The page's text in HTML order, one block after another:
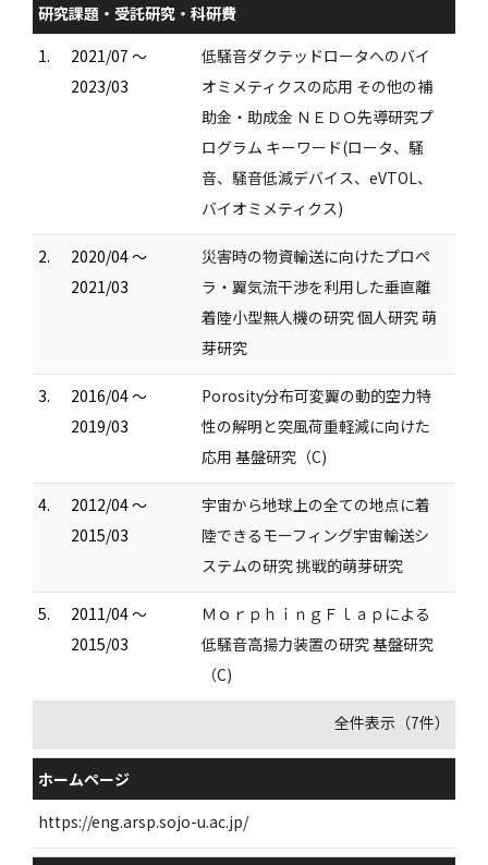
研究課題・受託研究・科研費
1.
2021/07 ～
2023/03
低騒音ダクテッドロータへのバイ
オミメティクスの応用 その他の補
助金・助成金 ＮＥＤＯ先導研究プ
ログラム キーワード(ロータ、騒
音、騒音低減デバイス、eVTOL、
バイオミメティクス)
2.
2020/04 ～
2021/03
災害時の物資輸送に向けたプロペ
ラ・翼気流干渉を利用した垂直離
着陸小型無人機の研究 個人研究 萌
芽研究
3.
2016/04 ～
2019/03
Porosity分布可変翼の動的空力特
性の解明と突風荷重軽減に向けた
応用 基盤研究（C)
4.
2012/04 ～
2015/03
宇宙から地球上の全ての地点に着
陸できるモーフィング宇宙輸送シ
ステムの研究 挑戦的萌芽研究
5.
2011/04 ～
2015/03
ＭｏｒｐｈｉｎｇＦｌａｐによる
低騒音高揚力装置の研究 基盤研究
（C)
全件表示（7件）
ホームページ
https://eng.arsp.sojo-u.ac.jp/